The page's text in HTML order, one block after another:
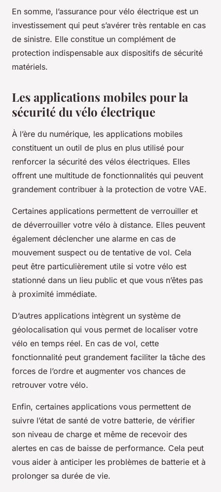
En somme, l’assurance pour vélo électrique est un
investissement qui peut s’avérer très rentable en cas
de sinistre. Elle constitue un complément de
protection indispensable aux dispositifs de sécurité
matériels.
Les applications mobiles pour la
sécurité du vélo électrique
À l’ère du numérique, les applications mobiles
constituent un outil de plus en plus utilisé pour
renforcer la sécurité des vélos électriques. Elles
offrent une multitude de fonctionnalités qui peuvent
grandement contribuer à la protection de votre VAE.
Certaines applications permettent de verrouiller et
de déverrouiller votre vélo à distance. Elles peuvent
également déclencher une alarme en cas de
mouvement suspect ou de tentative de vol. Cela
peut être particulièrement utile si votre vélo est
stationné dans un lieu public et que vous n’êtes pas
à proximité immédiate.
D’autres applications intègrent un système de
géolocalisation qui vous permet de localiser votre
vélo en temps réel. En cas de vol, cette
fonctionnalité peut grandement faciliter la tâche des
forces de l’ordre et augmenter vos chances de
retrouver votre vélo.
Enfin, certaines applications vous permettent de
suivre l’état de santé de votre batterie, de vérifier
son niveau de charge et même de recevoir des
alertes en cas de baisse de performance. Cela peut
vous aider à anticiper les problèmes de batterie et à
prolonger sa durée de vie.